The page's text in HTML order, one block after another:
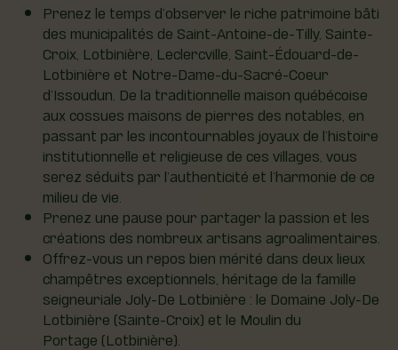
Prenez le temps d’observer le riche patrimoine bâti
des municipalités de Saint-Antoine-de-Tilly, Sainte-
Croix, Lotbinière, Leclercville, Saint-Édouard-de-
Lotbinière et Notre-Dame-du-Sacré-Coeur
d’Issoudun. De la traditionnelle maison québécoise
aux cossues maisons de pierres des notables, en
passant par les incontournables joyaux de l’histoire
institutionnelle et religieuse de ces villages, vous
serez séduits par l’authenticité et l’harmonie de ce
milieu de vie.
Prenez une pause pour partager la passion et les
créations des nombreux artisans agroalimentaires.
Offrez-vous un repos bien mérité dans deux lieux
champêtres exceptionnels, héritage de la famille
seigneuriale Joly-De Lotbinière : le Domaine Joly-De
Lotbinière (Sainte-Croix) et le Moulin du
Portage (Lotbinière).